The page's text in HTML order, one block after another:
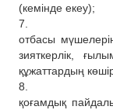
(кемінде екеу);
7.
отбасы
зияткерлік,
құжаттардың
8.
қоғамдық